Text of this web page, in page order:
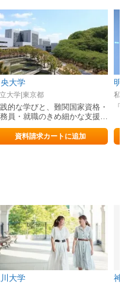
大学
大学|東京都
的な学びと、難関国家資格・
員・就職のきめ細かな支援に
りさまざまな分野で活躍できる
材を育成
資料請求カートに追加
明
私
「
大学 神